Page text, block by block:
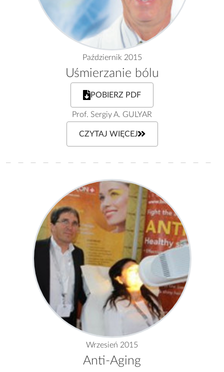
Październik 2015
Uśmierzanie bólu
POBIERZ PDF
Prof. Sergiy A. GULYAR
CZYTAJ WIĘCEJ
Wrzesień 2015
Anti-Aging